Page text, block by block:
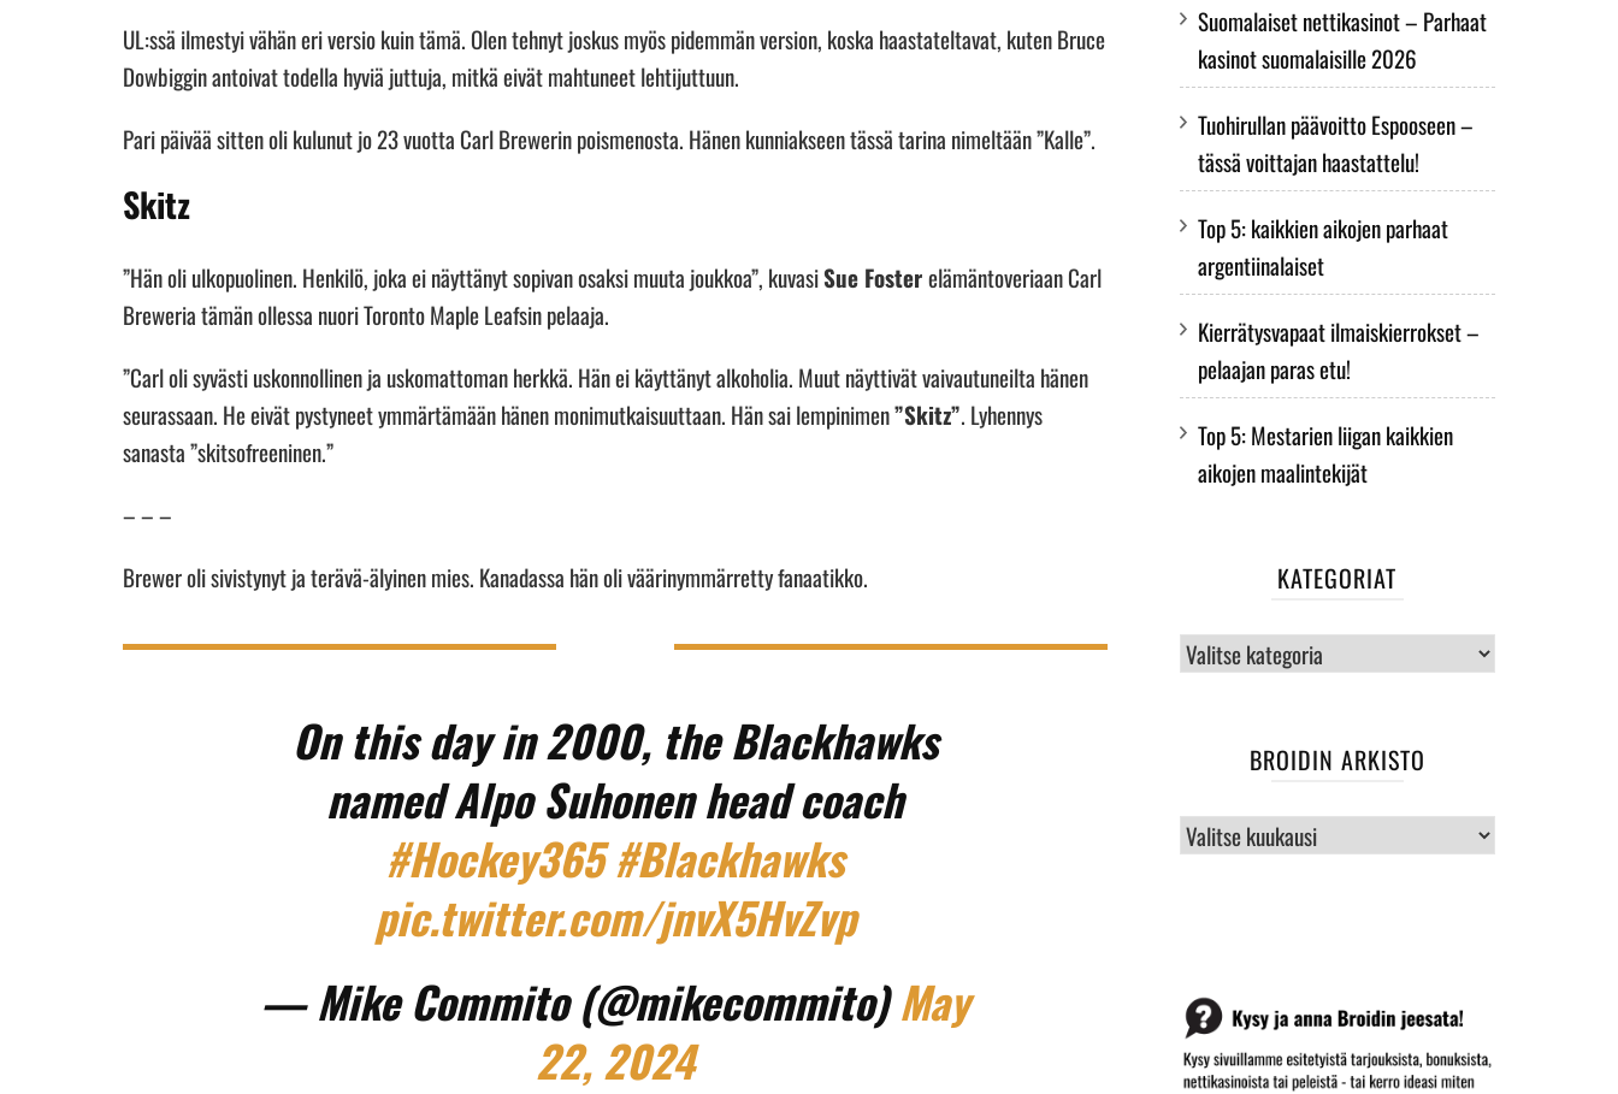
UL:ssä ilmestyi vähän eri versio kuin tämä. Olen tehnyt joskus myös pidemmän version, koska haastateltavat, kuten Bruce
Dowbiggin antoivat todella hyviä juttuja, mitkä eivät mahtuneet lehtijuttuun.
Pari päivää sitten oli kulunut jo 23 vuotta Carl Brewerin poismenosta. Hänen kunniakseen tässä tarina nimeltään ”Kalle”.
Skitz
”Hän oli ulkopuolinen. Henkilö, joka ei näyttänyt sopivan osaksi muuta joukkoa”, kuvasiSue Fosterelämäntoveriaan Carl
Breweria tämän ollessa nuori Toronto Maple Leafsin pelaaja.
”Carl oli syvästi uskonnollinen ja uskomattoman herkkä. Hän ei käyttänyt alkoholia. Muut näyttivät vaivautuneilta hänen
seurassaan. He eivät pystyneet ymmärtämään hänen monimutkaisuuttaan. Hän sai lempinimen”Skitz”. Lyhennys
sanasta ”skitsofreeninen.”
– – –
Brewer oli sivistynyt ja terävä-älyinen mies. Kanadassa hän oli väärinymmärretty fanaatikko.
On this day in 2000, the Blackhawks
named Alpo Suhonen head coach
#Hockey365 #Blackhawks
pic.twitter.com/jnvX5HvZvp
— Mike Commito (@mikecommito)May
22, 2024
Suomalaiset nettikasinot – Parhaat
kasinot suomalaisille 2026
Tuohirullan päävoitto Espooseen –
tässä voittajan haastattelu!
Top 5: kaikkien aikojen parhaat
argentiinalaiset
Kierrätysvapaat ilmaiskierrokset –
pelaajan paras etu!
Top 5: Mestarien liigan kaikkien
aikojen maalintekijät
KATEGORIAT
Kategoriat
BROIDIN ARKISTO
BROIDIN